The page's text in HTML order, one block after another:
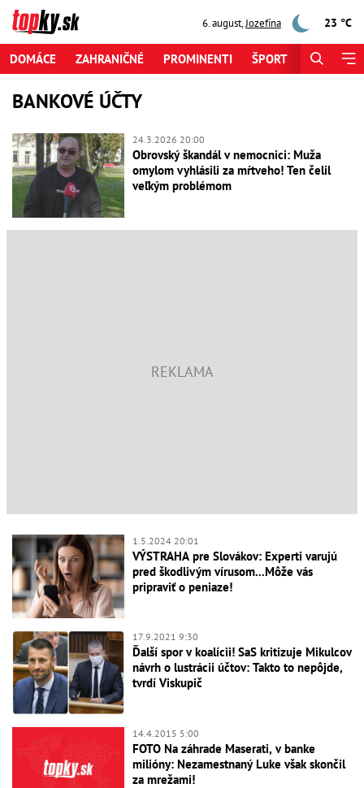
6. august,Jozefína 23 °C
DOMÁCE ZAHRANIČNÉ PROMINENTI ŠPORT
BANKOVÉ ÚČTY
24.3.2026 20:00
Obrovský škandál v nemocnici: Muža
omylom vyhlásili za mŕtveho! Ten čelil
veľkým problémom
1.5.2024 20:01
VÝSTRAHA pre Slovákov: Experti varujú
pred škodlivým vírusom...Môže vás
pripraviť o peniaze!
17.9.2021 9:30
Ďalší spor v koalícii! SaS kritizuje Mikulcov
návrh o lustrácii účtov: Takto to nepôjde,
tvrdí Viskupič
14.4.2015 5:00
FOTO Na záhrade Maserati, v banke
milióny: Nezamestnaný Luke však skončil
za mrežami!